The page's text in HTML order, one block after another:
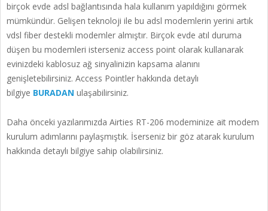
birçok evde adsl bağlantısında hala kullanım yapıldığını görmek
mümkündür. Gelişen teknoloji ile bu adsl modemlerin yerini artık
vdsl fiber destekli modemler almıştır. Birçok evde atıl duruma
düşen bu modemleri isterseniz access point olarak kullanarak
evinizdeki kablosuz ağ sinyalinizin kapsama alanını
genişletebilirsiniz. Access Pointler hakkında detaylı
bilgiye BURADAN ulaşabilirsiniz.
Daha önceki yazılarımızda Airties RT-206 modeminize ait modem
kurulum adımlarını paylaşmıştık. İserseniz bir göz atarak kurulum
hakkında detaylı bilgiye sahip olabilirsiniz.